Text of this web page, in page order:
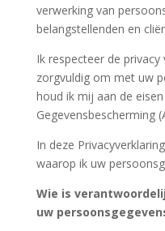
verwerking van
belangstellenden en
Ik respecteer de
zorgvuldig om met uw
houd ik mij aan de
Gegevensbescherming
In deze
waarop ik uw
Wie is
uw